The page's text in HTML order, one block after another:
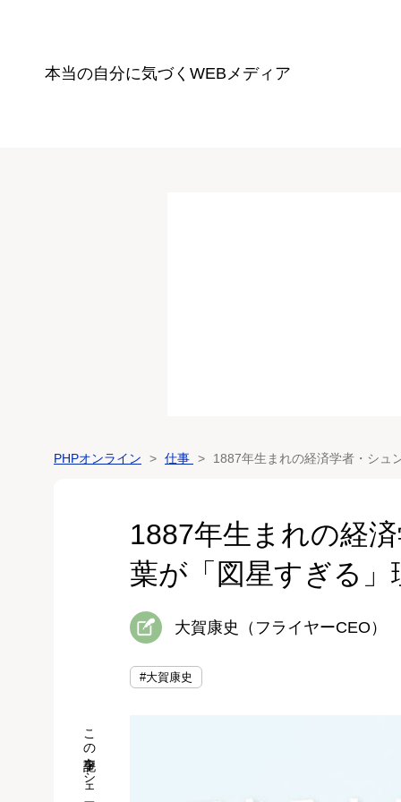
本当の自分に気づく WEBメディア
PHPオンライン 仕事 1887年生まれの経済学者・シュ
1887年生まれの経
葉が「図星すぎる」
大賀康史（フライヤーCEO）
#大賀康史
この記事をシェア